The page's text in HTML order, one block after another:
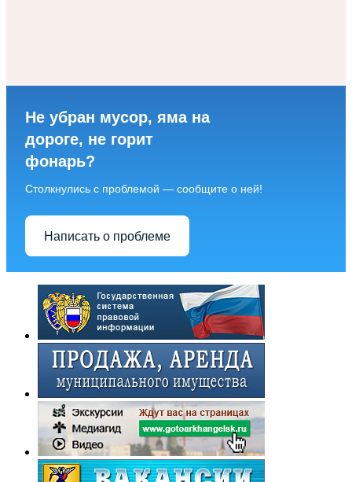
Не убран мусор, яма на
дороге, не горит
фонарь?
Столкнулись с проблемой — сообщите о ней!
Написать о проблеме